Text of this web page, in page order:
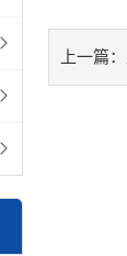
上一篇：